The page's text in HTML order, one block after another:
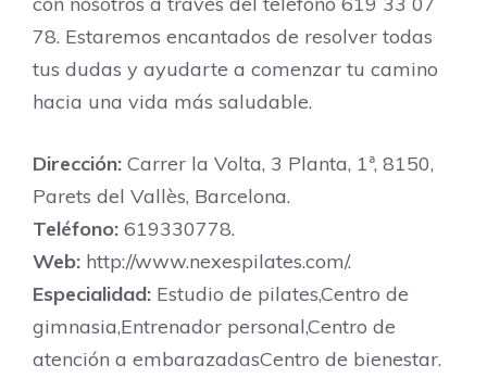
78. Estaremos encantados de resolver todas
tus dudas y ayudarte a comenzar tu camino
hacia una vida más saludable.
Dirección: Carrer la Volta, 3 Planta, 1ª, 8150,
Parets del Vallès, Barcelona.
Teléfono: 619330778.
Web: http://www.nexespilates.com/.
Especialidad: Estudio de pilates,Centro de
gimnasia,Entrenador personal,Centro de
atención a embarazadasCentro de bienestar.